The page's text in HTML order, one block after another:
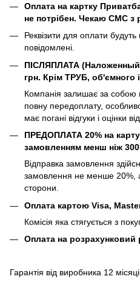
Оплата на картку
не потрібен. Чекаю СМС з
Реквізити для оплати
повідомлені.
ПІСЛЯПЛАТА (Наложенный
грн. Крім ТРУБ, об'ємного
Компанія залишає за собою
повну передоплату,
має погані відгуки і оцінки
ПРЕДОПЛАТА 20% на карту
замовленням менш ніж 300
Відправка замовлення
замовлення не менше 20%,
сторони.
Оплата картою Visa,
Комісія яка стягується з
Оплата на розрахунковий
Гарантія від виробника 12